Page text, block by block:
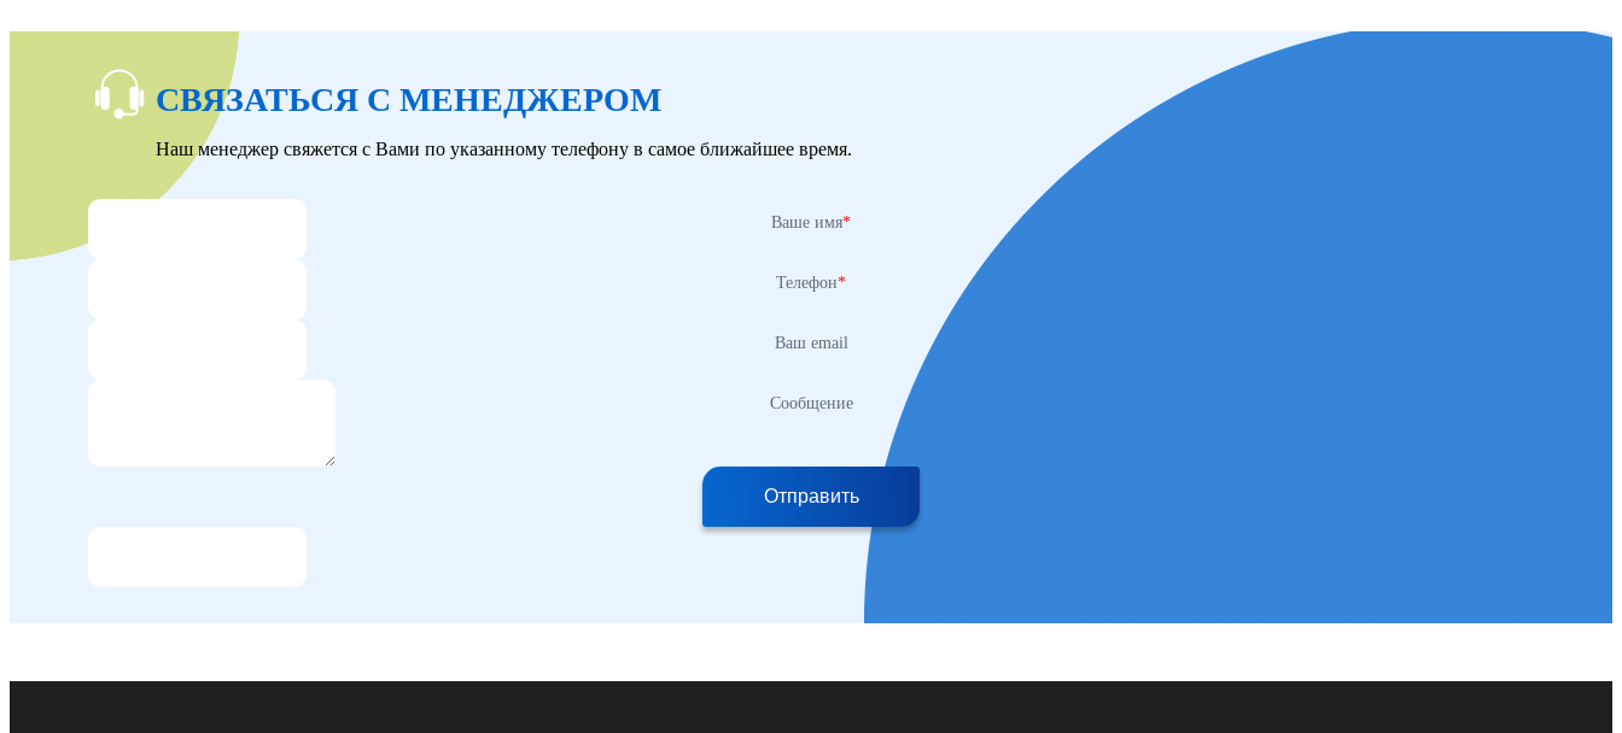
СВЯЗАТЬСЯ С МЕНЕДЖЕРОМ
Наш менеджер свяжется с Вами по указанному телефону в самое ближайшее время.
Ваше имя*
Телефон*
Ваш email
Сообщение
Отправить